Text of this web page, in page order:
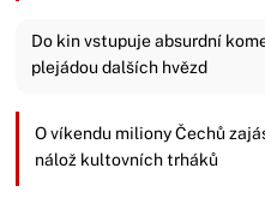
Do kin vstupuje absurdní
plejádou dalších hvězd
O víkendu miliony Čechů
nálož kultovních trháků